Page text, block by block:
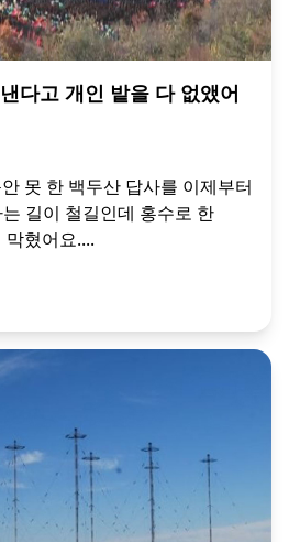
다고 개인 밭을 다 없앴어
못 한 백두산 답사를 이제부터
길이 철길인데 홍수로 한
혔어요....